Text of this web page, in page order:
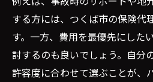
する方には、つくば市の保険代
す。一方、費用を最優先にした
討するのも良いでしょう。自分
許容度に合わせて選ぶことが、